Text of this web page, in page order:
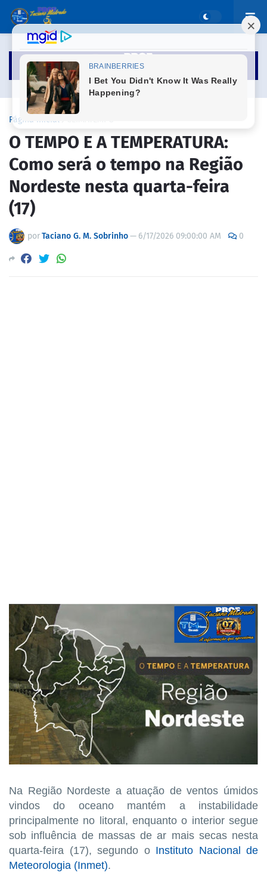
Página inicial
O TEMPO E A TEMPERATURA:
Como será o tempo na Região
Nordeste nesta quarta-feira
(17)
porTaciano G. M. Sobrinho— 6/17/2026 09:00:00 AM 0
Na Região Nordeste a atuação de ventos úmidos
vindos do oceano mantém a instabilidade
principalmente no litoral, enquanto o interior segue
sob influência de massas de ar mais secas nesta
quarta-feira (17), segundo o Instituto Nacional de
Meteorologia (Inmet).